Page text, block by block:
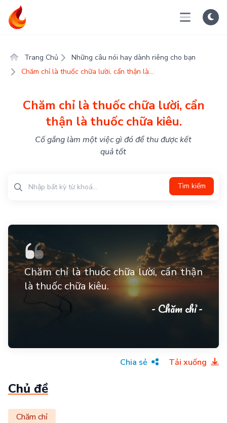
Trang Chủ
Những câu nói hay dành riêng cho bạn
Chăm chỉ là thuốc chữa lười, cẩn thận là...
Chăm chỉ là thuốc chữa lười, cẩn
thận là thuốc chữa kiêu.
Cố gắng làm một việc gì đó để thu được kết
quả tốt
Tìm kiếm
Chăm chỉ là thuốc chữa lười, cẩn thận
là thuốc chữa kiêu.
- Chăm chỉ -
Chia sẻ Tải xuống
Chủ đề
Chăm chỉ